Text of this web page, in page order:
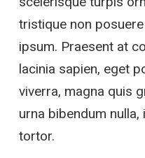
tristique non
ipsum. Praesent at
lacinia sapien, eget
viverra, magna quis
urna bibendum
tortor.